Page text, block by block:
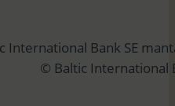
International Bank SE
© Baltic International